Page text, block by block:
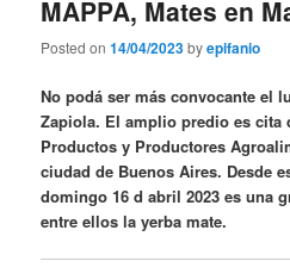
MAPPA, Mates en
Posted on14/04/2023byepifanio
No podá ser más convocante el
Zapiola. El amplio predio es cita
Productos y Productores
ciudad de Buenos Aires. Desde
domingo 16 d abril 2023 es una
entre ellos la yerba mate.